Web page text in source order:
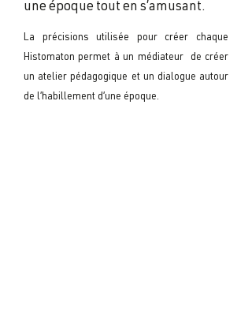
une époque tout en s’amusant.
La précisions utilisée pour créer chaque
Histomaton permet à un médiateur de créer
un atelier pédagogique et un dialogue autour
de l’habillement d’une époque.